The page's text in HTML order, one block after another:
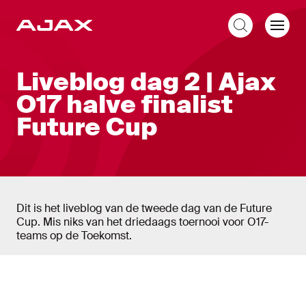
Liveblog
Liveblog dag 2 | Ajax
O17 halve finalist
Future Cup
Dit is het liveblog van de tweede dag van de Future
Cup. Mis niks van het driedaags toernooi voor O17-
teams op de Toekomst.